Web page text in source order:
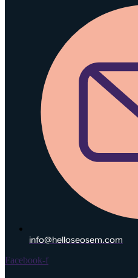
info@helloseosem.com
Facebook-f